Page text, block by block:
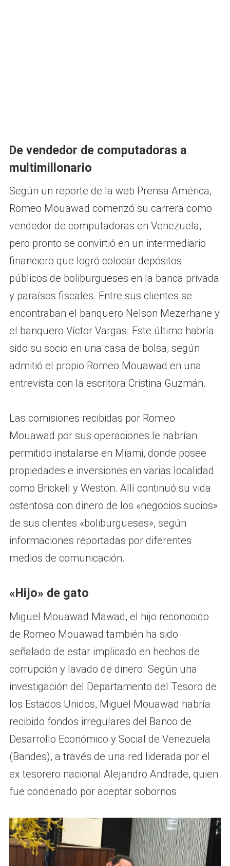
De vendedor de computadoras a
multimillonario
Según un reporte de la web Prensa América,
Romeo Mouawad comenzó su carrera como
vendedor de computadoras en Venezuela,
pero pronto se convirtió en un intermediario
financiero que logró colocar depósitos
públicos de boliburgueses en la banca privada
y paraísos fiscales. Entre sus clientes se
encontraban el banquero Nelson Mezerhane y
el banquero Víctor Vargas. Este último habría
sido su socio en una casa de bolsa, según
admitió el propio Romeo Mouawad en una
entrevista con la escritora Cristina Guzmán.
Las comisiones recibidas por Romeo
Mouawad por sus operaciones le habrían
permitido instalarse en Miami, donde posee
propiedades e inversiones en varias localidad
como Brickell y Weston. Allí continuó su vida
ostentosa con dinero de los «negocios sucios»
de sus clientes «boliburgueses», según
informaciones reportadas por diferentes
medios de comunicación.
«Hijo» de gato
Miguel Mouawad Mawad, el hijo reconocido
de Romeo Mouawad también ha sido
señalado de estar implicado en hechos de
corrupción y lavado de dinero. Según una
investigación del Departamento del Tesoro de
los Estados Unidos, Miguel Mouawad habría
recibido fondos irregulares del Banco de
Desarrollo Económico y Social de Venezuela
(Bandes), a través de una red liderada por el
ex tesorero nacional Alejandro Andrade, quien
fue condenado por aceptar sobornos.